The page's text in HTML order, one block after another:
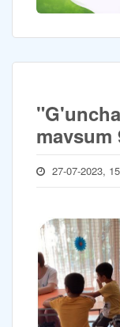
mavsum
27-07-2023,